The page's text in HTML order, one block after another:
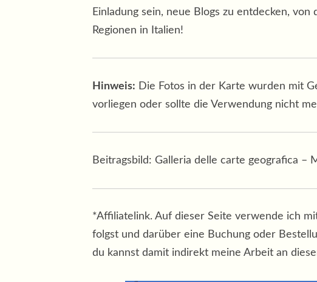
Einladung sein, neue Blogs zu entdecken,
Regionen in Italien!
Hinweis: Die Fotos in der Karte wurden mit
vorliegen oder sollte die Verwendung nicht
Beitragsbild: Galleria delle carte geografica –
*Affiliatelink. Auf dieser Seite verwende ich
folgst und darüber eine Buchung oder
du kannst damit indirekt meine Arbeit an